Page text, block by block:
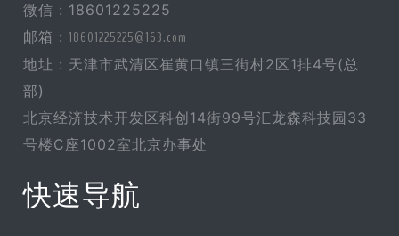
微信 : 18601225225
邮箱 : 18601225225@163.com
地址 : 天津市武清区崔黄口镇三街村2区1排4号(总
部)
北京经济技术开发区科创14街99号汇龙森科技园33
号楼C座1002室北京办事处
快速导航